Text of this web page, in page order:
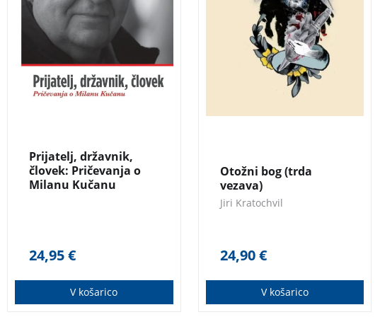
zbornik zlahka napisali
naslov PRIJATELJ,
DRŽAVNIK, ČLOVEK –
pričevanja o Milanu
Kučanu.
Prijatelj, državnik,
človek: Pričevanja o
Milanu Kučanu
24,95€
V košarico
smrtni postelji pa Dušička
prav njega izbere za
svojega naslednika, s čimer
ponovno vzbudi spomin na
travme iz otroštva, ki sta
jim bili vzrok klanska
Otožni bog (trda
vezava)
Jiri Kratochvil
24,90€
V košarico